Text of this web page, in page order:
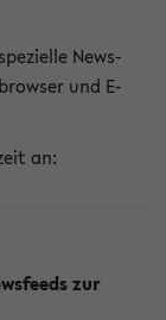
News-
und E-
an:
zur